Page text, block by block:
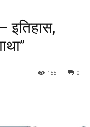
इतिहास,
0
155